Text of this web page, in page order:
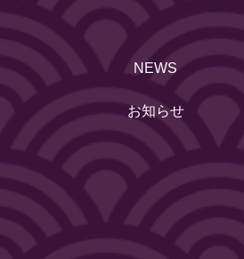
NEWS
お知らせ